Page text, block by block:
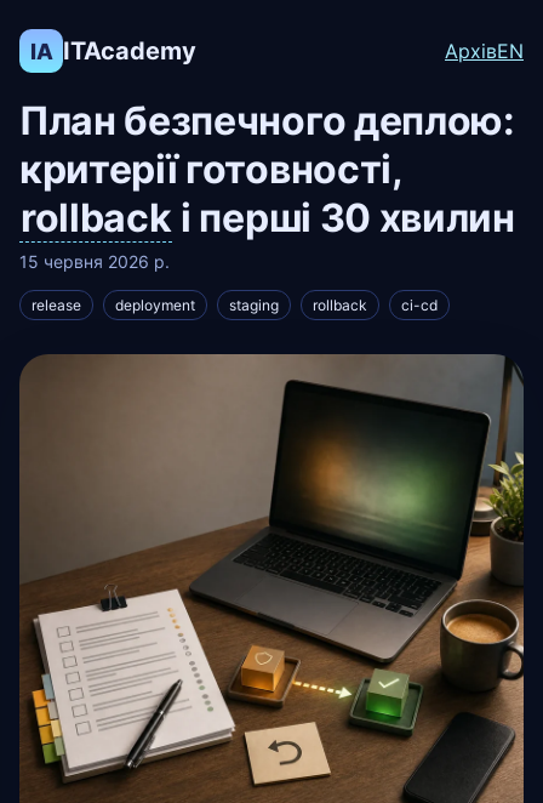
IA ITAcademy АрхівEN
План безпечного деплою:
критерії готовності,
rollback і перші 30 хвилин
15 червня 2026 р.
release deployment staging rollback ci-cd